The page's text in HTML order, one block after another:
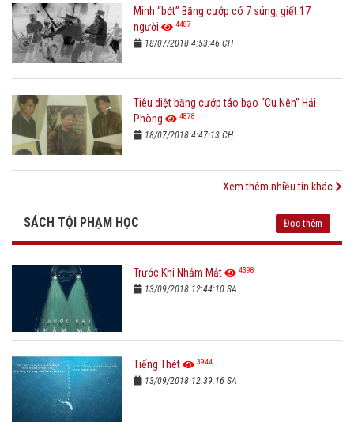
Minh “bớt” Băng cướp có 7 súng, giết 17
người
4487
18/07/2018 4:53:46 CH
Tiêu diệt băng cướp táo bạo “Cu Nên” Hải
Phòng
4878
18/07/2018 4:47:13 CH
Xem thêm nhiều tin khác
SÁCH TỘI PHẠM HỌC Đọc thêm
Trước Khi Nhắm Mắt 4398
13/09/2018 12:44:10 SA
Tiếng Thét 3944
13/09/2018 12:39:16 SA